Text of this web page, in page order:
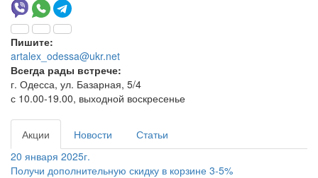
Пишите:
artalex_odessa@ukr.net
Всегда рады встрече:
г. Одесса, ул. Базарная, 5/4
с 10.00-19.00, выходной воскресенье
Акции Новости
Статьи
20 января 2025г.
Получи дополнительную скидку в корзине 3-5%